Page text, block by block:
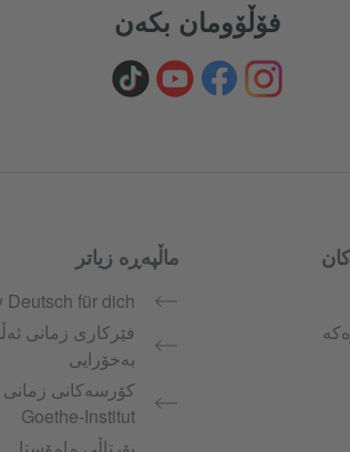
فۆڵۆومان بکەن
ماڵپەڕە زیاتر
Deutsch für dich
فێرکاری زمانی
بەخۆرایی
کۆرسەکانی زمانی
Goethe-Institut
پۆرتاڵی مامۆستا